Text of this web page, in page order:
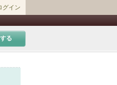
グイン
る